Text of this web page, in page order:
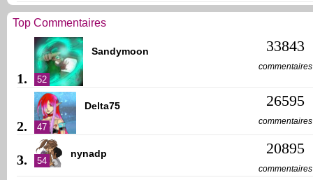
Top Commentaires
1. 52
Sandymoon 33843
commentaires
2. 47
Delta75 26595
commentaires
3. 54
nynadp 20895
commentaires